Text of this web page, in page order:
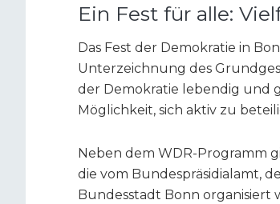
Ein Fest für alle:
Das Fest der Demokratie in
Unterzeichnung des
der Demokratie lebendig und
Möglichkeit, sich aktiv zu
Neben dem WDR-Programm
die vom Bundespräsidialamt,
Bundesstadt Bonn organisiert